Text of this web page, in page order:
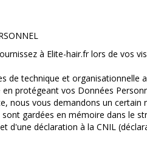
à Elite-hair.fr lors de vos
de technique et
protégeant vos Données
nous vous demandons un
gardées en mémoire dans le
déclaration à la CNIL